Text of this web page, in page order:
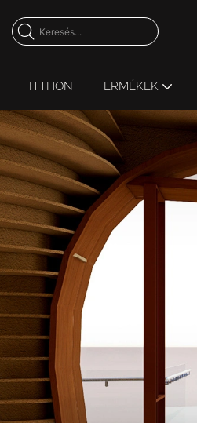
ITTHON TERMÉKEK